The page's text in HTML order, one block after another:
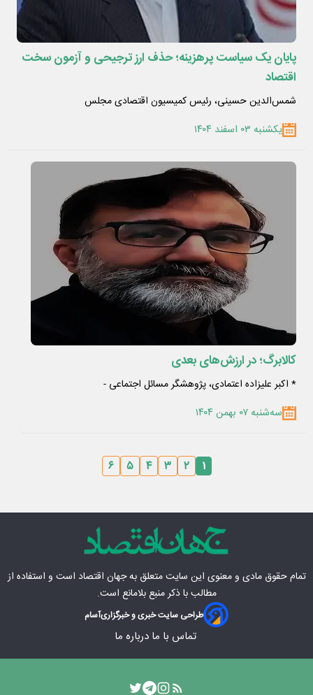
پایان یک سیاست پرهزینه؛ حذف ارز ترجیحی و آزمون سخت
اقتصاد
شمس‌الدین حسینی، رئیس کمیسیون اقتصادی مجلس
یکشنبه ۰۳ اسفند ۱۴۰۴
کالابرگ؛ در ارزش‌های بعدی
* اکبر علیزاده اعتمادی، پژوهشگر مسائل اجتماعی -
سه‌شنبه ۰۷ بهمن ۱۴۰۴
۱ ۲ ۳ ۴ ۵ ۶
تمام حقوق مادی‌ و معنوی این سایت متعلق بهجهان اقتصاد است و استفاده از
مطالب با ذکر منبع بلامانع است.
طراحی سایت خبری و خبرگزاریآسام
تماس با ما درباره ما